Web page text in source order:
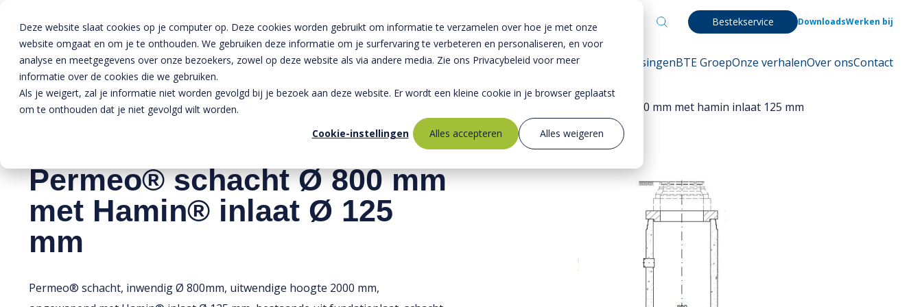
Deze website slaat cookies op je computer op. Deze cookies worden gebruikt om informatie te verzamelen over hoe je met onze
website omgaat en om je te onthouden. We gebruiken deze informatie om je surfervaring te verbeteren en personaliseren, en voor
analyse en meetgegevens over onze bezoekers, zowel op deze website als via andere media. Zie ons Privacybeleid voor meer
informatie over de cookies die we gebruiken.
Als je weigert, zal je informatie niet worden gevolgd bij je bezoek aan deze website. Er wordt een kleine cookie in je browser geplaatst
om te onthouden dat je niet gevolgd wilt worden.
Cookie-instellingen
Alles accepteren Alles weigeren
Bestekservice DownloadsWerken bij
Producten OplossingenBTE GroepOnze verhalenOver onsContact
Home»Producten»Riolering»Infiltratievoorzieningen Permeo schacht 800 mm met hamin inlaat 125 mm
Permeo® schacht Ø 800 mm
met Hamin® inlaat Ø 125
mm
Permeo® schacht, inwendig Ø 800mm, uitwendige hoogte 2000 mm,